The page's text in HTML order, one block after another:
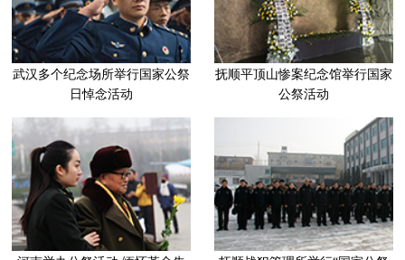
武汉多个纪念场所举行国家公祭
日悼念活动
抚顺平顶山惨案纪念馆举行国家
公祭活动